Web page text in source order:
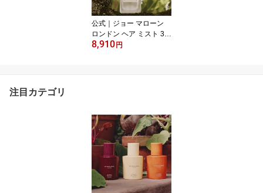
公式｜ジョー マローン
ロンドン ヘア ミスト 30
mL ギフトボックス入り
8,910 円
注目カテゴリ